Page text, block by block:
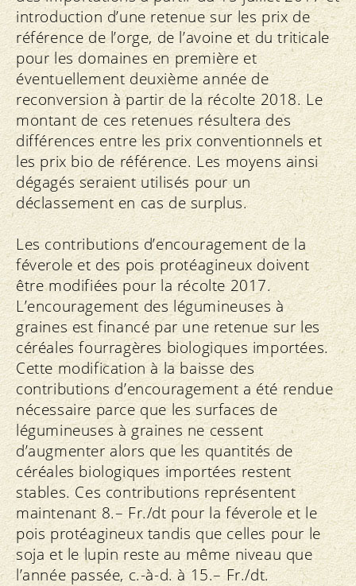
introduction d’une retenue sur les prix de
référence de l’orge, de l’avoine et du triticale
pour les domaines en première et
éventuellement deuxième année de
reconversion à partir de la récolte 2018. Le
montant de ces retenues résultera des
différences entre les prix conventionnels et
les prix bio de référence. Les moyens ainsi
dégagés seraient utilisés pour un
déclassement en cas de surplus.
Les contributions d’encouragement de la
féverole et des pois protéagineux doivent
être modifiées pour la récolte 2017.
L’encouragement des légumineuses à
graines est financé par une retenue sur les
céréales fourragères biologiques importées.
Cette modification à la baisse des
contributions d’encouragement a été rendue
nécessaire parce que les surfaces de
légumineuses à graines ne cessent
d’augmenter alors que les quantités de
céréales biologiques importées restent
stables. Ces contributions représentent
maintenant 8.– Fr./dt pour la féverole et le
pois protéagineux tandis que celles pour le
soja et le lupin reste au même niveau que
l’année passée, c.-à-d. à 15.– Fr./dt.